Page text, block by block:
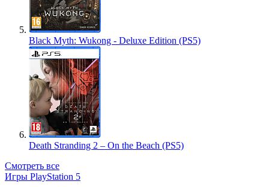
Black Myth: Wukong - Deluxe Edition (PS5)
Death Stranding 2 – On the Beach (PS5)
Смотреть все
Игры PlayStation 5